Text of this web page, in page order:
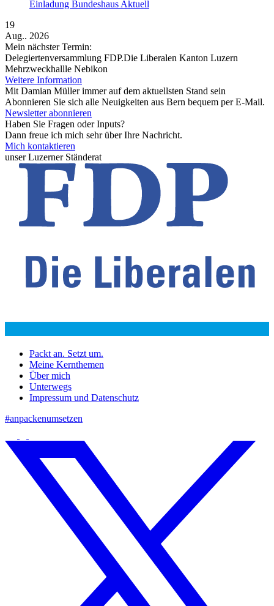
Einladung Bundeshaus Aktuell
19
Aug.. 2026
Mein nächster Termin:
Delegiertenversammlung FDP.Die Liberalen Kanton Luzern
Mehrzweckhallle Nebikon
Weitere Information
Mit Damian Müller immer auf dem aktuellsten Stand sein
Abonnieren Sie sich alle Neuigkeiten aus Bern bequem per E-Mail.
Newsletter abonnieren
Haben Sie Fragen oder Inputs?
Dann freue ich mich sehr über Ihre Nachricht.
Mich kontaktieren
unser Luzerner Ständerat
Packt an. Setzt um.
Meine Kernthemen
Über mich
Unterwegs
Impressum und Datenschutz
#anpackenumsetzen